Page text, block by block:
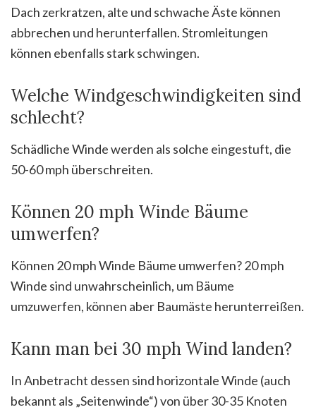
Dach zerkratzen, alte und schwache Äste können
abbrechen und herunterfallen. Stromleitungen
können ebenfalls stark schwingen.
Welche Windgeschwindigkeiten sind
schlecht?
Schädliche Winde werden als solche eingestuft, die
50-60 mph überschreiten.
Können 20 mph Winde Bäume
umwerfen?
Können 20 mph Winde Bäume umwerfen? 20 mph
Winde sind unwahrscheinlich, um Bäume
umzuwerfen, können aber Baumäste herunterreißen.
Kann man bei 30 mph Wind landen?
In Anbetracht dessen sind horizontale Winde (auch
bekannt als „Seitenwinde“) von über 30-35 Knoten